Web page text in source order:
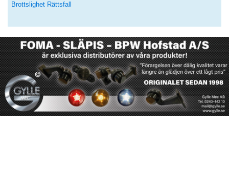
Brottslighet Rättsfall